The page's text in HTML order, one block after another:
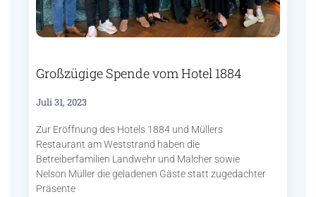
Großzügige Spende vom Hotel 1884
Juli 31, 2023
Zur Eröffnung des Hotels 1884 und Müllers
Restaurant am Weststrand haben die
Betreiberfamilien Landwehr und Malcher sowie
Nelson Müller die geladenen Gäste statt zugedachter
Präsente